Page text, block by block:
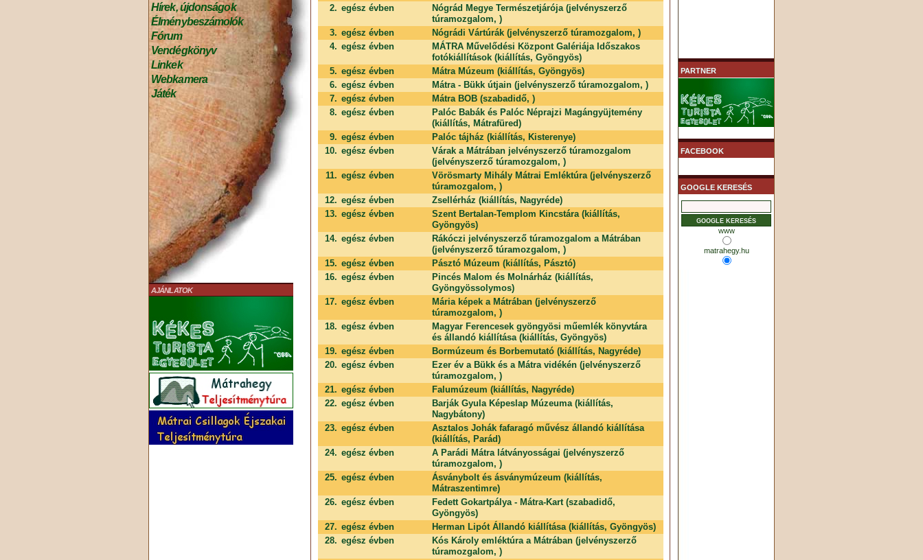
Hírek, újdonságok
Élménybeszámolók
Fórum
Vendégkönyv
Linkek
Webkamera
Játék
AJÁNLATOK
2. egész évben
Nógrád Megye Természetjárója (jelvényszerző
túramozgalom, )
3. egész évben
Nógrádi Vártúrák (jelvényszerző túramozgalom, )
4. egész évben
MÁTRA Művelődési Központ Galériája Időszakos
fotókiállítások (kiállítás, Gyöngyös)
5. egész évben
Mátra Múzeum (kiállítás, Gyöngyös)
6. egész évben
Mátra - Bükk útjain (jelvényszerző túramozgalom, )
7. egész évben
Mátra BOB (szabadidő, )
8. egész évben
Palóc Babák és Palóc Néprajzi Magángyüjtemény
(kiállítás, Mátrafüred)
9. egész évben
Palóc tájház (kiállítás, Kisterenye)
10. egész évben
Várak a Mátrában jelvényszerző túramozgalom
(jelvényszerző túramozgalom, )
11. egész évben
Vörösmarty Mihály Mátrai Emléktúra (jelvényszerző
túramozgalom, )
12. egész évben
Zsellérház (kiállítás, Nagyréde)
13. egész évben
Szent Bertalan-Templom Kincstára (kiállítás,
Gyöngyös)
14. egész évben
Rákóczi jelvényszerző túramozgalom a Mátrában
(jelvényszerző túramozgalom, )
15. egész évben
Pásztó Múzeum (kiállítás, Pásztó)
16. egész évben
Pincés Malom és Molnárház (kiállítás,
Gyöngyössolymos)
17. egész évben
Mária képek a Mátrában (jelvényszerző
túramozgalom, )
18. egész évben
Magyar Ferencesek gyöngyösi műemlék könyvtára
és állandó kiállítása (kiállítás, Gyöngyös)
19. egész évben
Bormúzeum és Borbemutató (kiállítás, Nagyréde)
20. egész évben
Ezer év a Bükk és a Mátra vidékén (jelvényszerző
túramozgalom, )
21. egész évben
Falumúzeum (kiállítás, Nagyréde)
22. egész évben
Barják Gyula Képeslap Múzeuma (kiállítás,
Nagybátony)
23. egész évben
Asztalos Johák fafaragó művész állandó kiállítása
(kiállítás, Parád)
24. egész évben
A Parádi Mátra látványosságai (jelvényszerző
túramozgalom, )
25. egész évben
Ásványbolt és ásványmúzeum (kiállítás,
Mátraszentimre)
26. egész évben
Fedett Gokartpálya - Mátra-Kart (szabadidő,
Gyöngyös)
27. egész évben
Herman Lipót Állandó kiállítása (kiállítás, Gyöngyös)
28. egész évben
Kós Károly emléktúra a Mátrában (jelvényszerző
túramozgalom, )
PARTNER
FACEBOOK
GOOGLE KERESÉS
www
matrahegy.hu